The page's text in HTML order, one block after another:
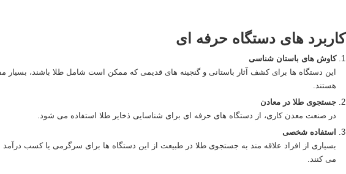
کاربرد های دستگاه حرفه‌ ای
کاوش‌ های باستان‌ شناسی
این دستگاه‌ ها برای کشف آثار باستانی و گنجینه‌ های قدیمی که ممکن است شامل طلا باشند، بسیار
هستند.
جستجوی طلا در معادن
در صنعت معدن‌ کاری، از دستگاه‌ های حرفه‌ ای برای شناسایی ذخایر طلا استفاده می‌ شود.
استفاده شخصی
بسیاری از افراد علاقه‌ مند به جستجوی طلا در طبیعت از این دستگاه‌ ها برای سرگرمی یا کسب درآمد
می‌ کنند.